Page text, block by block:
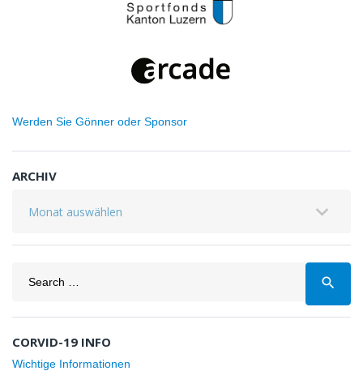
Werden Sie Gönner oder Sponsor
ARCHIV
search
CORVID-19 INFO
Wichtige Informationen